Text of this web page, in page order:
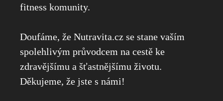
fitness komunity.
Doufáme, že Nutravita.cz se stane vaším
spolehlivým průvodcem na cestě ke
zdravějšímu a šťastnějšímu životu.
Děkujeme, že jste s námi!